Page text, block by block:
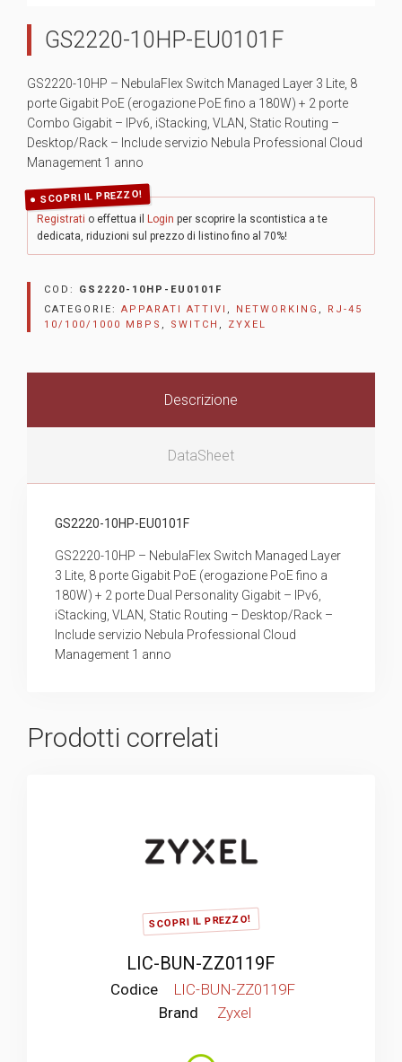
GS2220-10HP-EU0101F
GS2220-10HP – NebulaFlex Switch Managed Layer 3 Lite, 8
porte Gigabit PoE (erogazione PoE fino a 180W) + 2 porte
Combo Gigabit – IPv6, iStacking, VLAN, Static Routing –
Desktop/Rack – Include servizio Nebula Professional Cloud
Management 1 anno
SCOPRI IL PREZZO!
Registrati o effettua il Login per scoprire la scontistica a te
dedicata, riduzioni sul prezzo di listino fino al 70%!
COD: GS2220-10HP-EU0101F
CATEGORIE: APPARATI ATTIVI , NETWORKING , RJ-45
10/100/1000 MBPS , SWITCH , ZYXEL
Descrizione
DataSheet
GS2220-10HP-EU0101F
GS2220-10HP – NebulaFlex Switch Managed Layer
3 Lite, 8 porte Gigabit PoE (erogazione PoE fino a
180W) + 2 porte Dual Personality Gigabit – IPv6,
iStacking, VLAN, Static Routing – Desktop/Rack –
Include servizio Nebula Professional Cloud
Management 1 anno
Prodotti correlati
SCOPRI IL PREZZO!
LIC-BUN-ZZ0119F
Codice
LIC-BUN-ZZ0119F
Brand
Zyxel